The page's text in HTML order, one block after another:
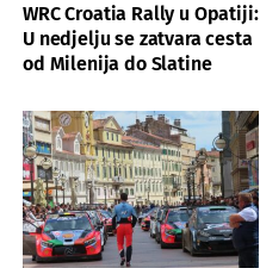
WRC Croatia Rally u Opatiji:
U nedjelju se zatvara cesta
od Milenija do Slatine